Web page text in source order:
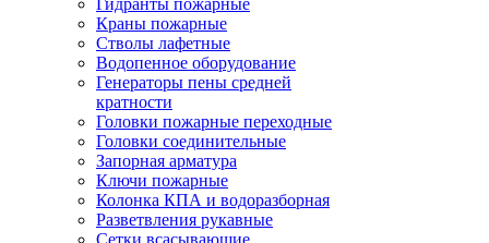
Гидранты пожарные
Краны пожарные
Стволы лафетные
Водопенное оборудование
Генераторы пены средней
кратности
Головки пожарные переходные
Головки соединительные
Запорная арматура
Ключи пожарные
Колонка КПА и водоразборная
Разветвления рукавные